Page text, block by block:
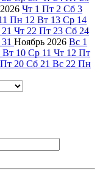
2026 Чт 1 Пт 2 Сб 3
Пн 12 Вт 13 Ср 14
21 Чт 22 Пт 23 Сб 24
31 Ноябрь 2026 Вс 1
Вт 10 Ср 11 Чт 12 Пт
Пт 20 Сб 21 Вс 22 Пн